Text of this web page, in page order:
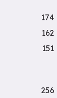
174
162
151
256